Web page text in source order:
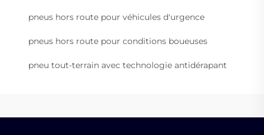
pneus hors route pour véhicules d'urgence
pneus hors route pour conditions boueuses
pneu tout-terrain avec technologie antidérapant